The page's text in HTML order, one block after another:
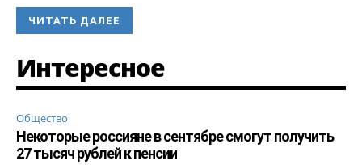
ЧИТАТЬ ДАЛЕЕ
Интересное
Общество
Некоторые россияне в сентябре смогут получить
27 тысяч рублей к пенсии